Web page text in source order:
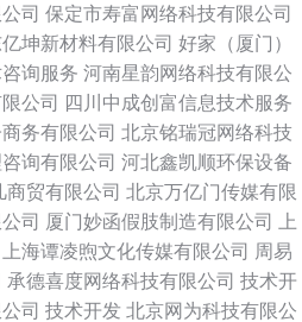
司 保定市寿富网络科技有限公司
坤新材料有限公司 好家（厦门）
询服务 河南星韵网络科技有限公
公司
四川中成创富信息技术服务
务有限公司 北京铭瑞冠网络科技
询有限公司 河北鑫凯顺环保设备
商贸有限公司 北京万亿门传媒有限
司 厦门妙函假肢制造有限公司
上
上海谭凌煦文化传媒有限公司 周易
承德喜度网络科技有限公司 技术开
司 技术开发 北京网为科技有限公